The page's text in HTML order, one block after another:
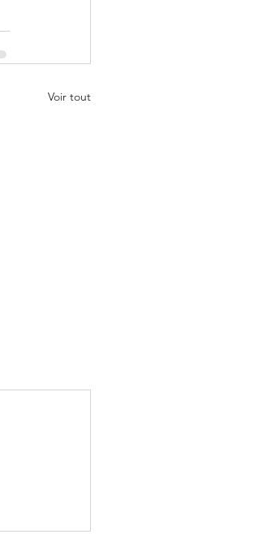
Voir tout